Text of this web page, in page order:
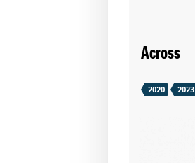
Across
2020 2023